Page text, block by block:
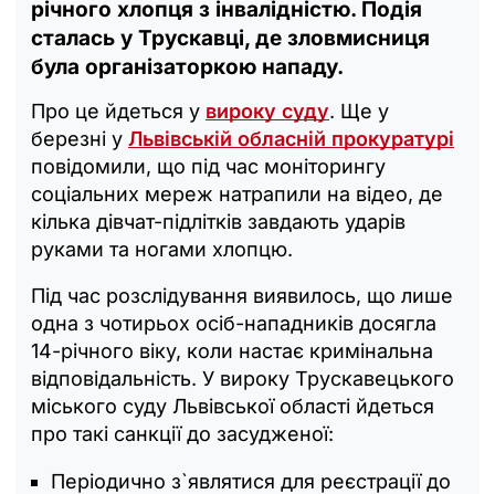
річного хлопця з інвалідністю. Подія
сталась у Трускавці, де зловмисниця
була організаторкою нападу.
Про це йдеться у вироку суду. Ще у
березні у Львівській обласній прокуратурі
повідомили, що під час моніторингу
соціальних мереж натрапили на відео, де
кілька дівчат-підлітків завдають ударів
руками та ногами хлопцю.
Під час розслідування виявилось, що лише
одна з чотирьох осіб-нападників досягла
14-річного віку, коли настає кримінальна
відповідальність. У вироку Трускавецького
міського суду Львівської області йдеться
про такі санкції до засудженої:
Періодично з`являтися для реєстрації до